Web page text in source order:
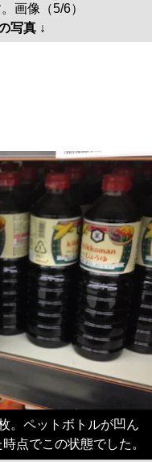
画像（5/6）
写真 ↓
。ペットボトルが凹ん
点でこの状態でした。